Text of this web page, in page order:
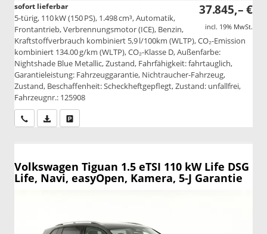
37.845,– €
incl. 19% MwSt.
sofort lieferbar
5-türig, 110 kW (150 PS), 1.498 cm³, Automatik,
Frontantrieb, Verbrennungsmotor (ICE), Benzin,
Kraftstoffverbrauch kombiniert 5,9 l/100km (WLTP), CO₂-Emission
kombiniert 134.00 g/km (WLTP), CO₂-Klasse D, Außenfarbe:
Nightshade Blue Metallic, Zustand, Fahrfähigkeit: fahrtauglich,
Garantieleistung: Fahrzeuggarantie, Nichtraucher-Fahrzeug,
Zustand, Beschaffenheit: Scheckheftgepflegt, Zustand: unfallfrei,
Fahrzeugnr.: 125908
Wir rufen Sie anPDF-Datei, Fahrzeugexposé drucken
Volkswagen Tiguan 1.5 eTSI 110 kW Life DSG
Life, Navi, easyOpen, Kamera, 5-J Garantie